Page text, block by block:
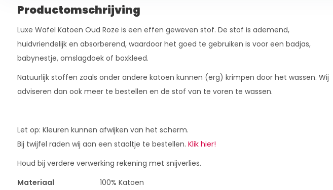
Productomschrijving
Luxe Wafel Katoen Oud Roze is een effen geweven stof. De stof is ademend,
huidvriendelijk en absorberend, waardoor het goed te gebruiken is voor een badjas,
babynestje, omslagdoek of boxkleed.
Natuurlijk stoffen zoals onder andere katoen kunnen (erg) krimpen door het wassen. Wij
adviseren dan ook meer te bestellen en de stof van te voren te wassen.
Let op: Kleuren kunnen afwijken van het scherm.
Bij twijfel raden wij aan een staaltje te bestellen. Klik hier!
Houd bij verdere verwerking rekening met snijverlies.
Materiaal
100% Katoen